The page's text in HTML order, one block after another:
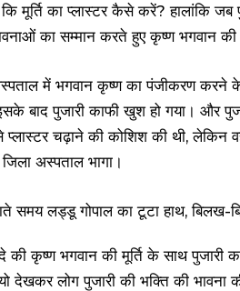
मूर्ति का प्लास्टर कैसे करें? हालांकि जब
का सम्मान करते हुए कृष्ण भगवान
में भगवान कृष्ण का पंजीकरण करने
बाद पुजारी काफी खुश हो गया। और
चढ़ाने की कोशिश की थी, लेकिन
अस्पताल भागा।
कृष्ण भगवान की मूर्ति के साथ पुजारी का
देखकर लोग पुजारी की भक्ति की